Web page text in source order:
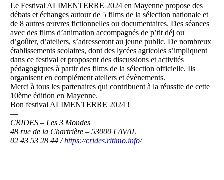
Le Festival ALIMENTERRE 2024 en Mayenne propose des
débats et échanges autour de 5 films de la sélection nationale et
de 8 autres œuvres fictionnelles ou documentaires. Des séances
avec des films d’animation accompagnés de p’tit déj ou
d’goûter, d’ateliers, s’adresseront au jeune public. De nombreux
établissements scolaires, dont des lycées agricoles s’impliquent
dans ce festival et proposent des discussions et activités
pédagogiques à partir des films de la sélection officielle. Ils
organisent en complément ateliers et évènements.
Merci à tous les partenaires qui contribuent à la réussite de cette
10ème édition en Mayenne.
Bon festival ALIMENTERRE 2024 !
—
CRIDES – Les 3 Mondes
48 rue de la Chartrière – 53000 LAVAL
02 43 53 28 44 /https://crides.ritimo.info/